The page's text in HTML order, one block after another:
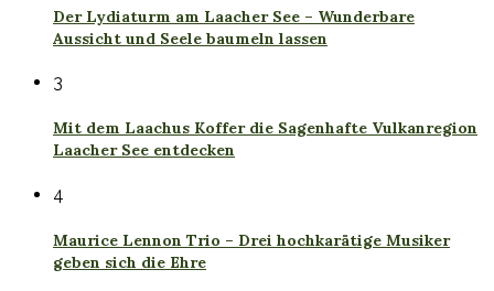
Der Lydiaturm am Laacher See – Wunderbare
Aussicht und Seele baumeln lassen
3
Mit dem Laachus Koffer die Sagenhafte Vulkanregion
Laacher See entdecken
4
Maurice Lennon Trio – Drei hochkarätige Musiker
geben sich die Ehre